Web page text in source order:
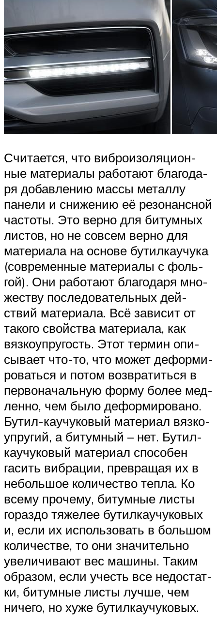
Счи­та­ет­ся, что виб­ро­изо­ля­ци­он­
ные мате­ри­а­лы рабо­та­ют бла­го­да­
ря добав­ле­нию мас­сы метал­лу
пане­ли и сни­же­нию её резо­нанс­ной
часто­ты. Это вер­но для битум­ных
листов, но не совсем вер­но для
мате­ри­а­ла на осно­ве бутил­ка­у­чу­ка
(совре­мен­ные мате­ри­а­лы с фоль­
гой). Они рабо­та­ют бла­го­да­ря мно­
же­ству после­до­ва­тель­ных дей­
ствий мате­ри­а­ла. Всё зави­сит от
тако­го свой­ства мате­ри­а­ла, как
вяз­ко­упру­гость. Этот тер­мин опи­
сы­ва­ет что-то, что может дефор­ми­
ро­вать­ся и потом воз­вра­тить­ся в
пер­во­на­чаль­ную фор­му более мед­
лен­но, чем было дефор­ми­ро­ва­но.
Бутил-кау­чу­ко­вый мате­ри­ал вяз­ко­
упру­гий, а битум­ный – нет. Бутил­
ка­у­чу­ко­вый мате­ри­ал спо­со­бен
гасить виб­ра­ции, пре­вра­щая их в
неболь­шое коли­че­ство теп­ла. Ко
все­му про­че­му, битум­ные листы
гораз­до тяже­лее бутил­ка­у­чу­ко­вых
и, если их исполь­зо­вать в боль­шом
коли­че­стве, то они зна­чи­тель­но
уве­ли­чи­ва­ют вес маши­ны. Таким
обра­зом, если учесть все недо­стат­
ки, битум­ные листы луч­ше, чем
ниче­го, но хуже бутил­ка­у­чу­ко­вых.